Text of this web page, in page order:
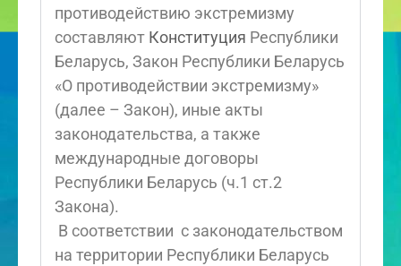
противодействию экстремизму
составляют Конституция Республики
Беларусь, Закон Республики Беларусь
«О противодействии экстремизму»
(далее – Закон), иные акты
законодательства, а также
международные договоры
Республики Беларусь (ч.1 ст.2
Закона).
В соответствии с законодательством
на территории Республики Беларусь